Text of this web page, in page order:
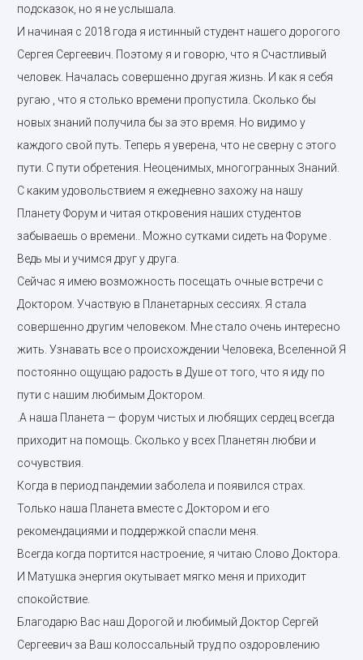
подсказок, но я не услышала.
И начиная с 2018 года я истинный студент нашего дорогого
Сергея Сергеевич. Поэтому я и говорю, что я Счастливый
человек. Началась совершенно другая жизнь. И как я себя
ругаю , что я столько времени пропустила. Сколько бы
новых знаний получила бы за это время. Но видимо у
каждого свой путь. Теперь я уверена, что не сверну с этого
пути. С пути обретения. Неоценимых, многогранных Знаний.
С каким удовольствием я ежедневно захожу на нашу
Планету Форум и читая откровения наших студентов
забываешь о времени.. Можно сутками сидеть на Форуме .
Ведь мы и учимся друг у друга.
Сейчас я имею возможность посещать очные встречи с
Доктором. Участвую в Планетарных сессиях. Я стала
совершенно другим человеком. Мне стало очень интересно
жить. Узнавать все о происхождении Человека, Вселенной Я
постоянно ощущаю радость в Душе от того, что я иду по
пути с нашим любимым Доктором.
.А наша Планета — форум чистых и любящих сердец всегда
приходит на помощь. Сколько у всех Планетян любви и
сочувствия.
Когда в период пандемии заболела и появился страх.
Только наша Планета вместе с Доктором и его
рекомендациями и поддержкой спасли меня.
Всегда когда портится настроение, я читаю Слово Доктора.
И Матушка энергия окутывает мягко меня и приходит
спокойствие.
Благодарю Вас наш Дорогой и любимый Доктор Сергей
Сергеевич за Ваш колоссальный труд по оздоровлению